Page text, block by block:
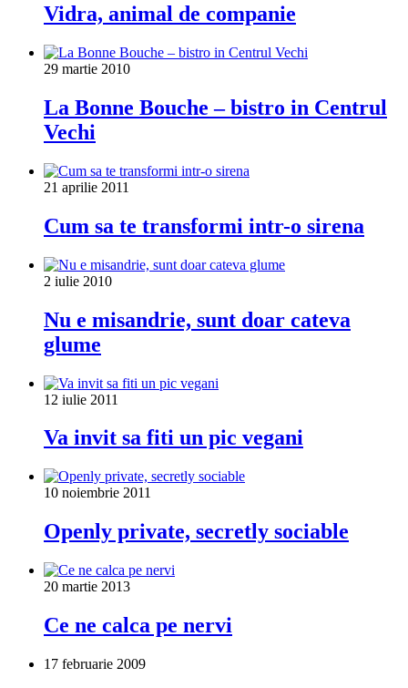
Vidra, animal de companie
29 martie 2010
La Bonne Bouche – bistro in Centrul
Vechi
21 aprilie 2011
Cum sa te transformi intr-o sirena
2 iulie 2010
Nu e misandrie, sunt doar cateva
glume
12 iulie 2011
Va invit sa fiti un pic vegani
10 noiembrie 2011
Openly private, secretly sociable
20 martie 2013
Ce ne calca pe nervi
17 februarie 2009